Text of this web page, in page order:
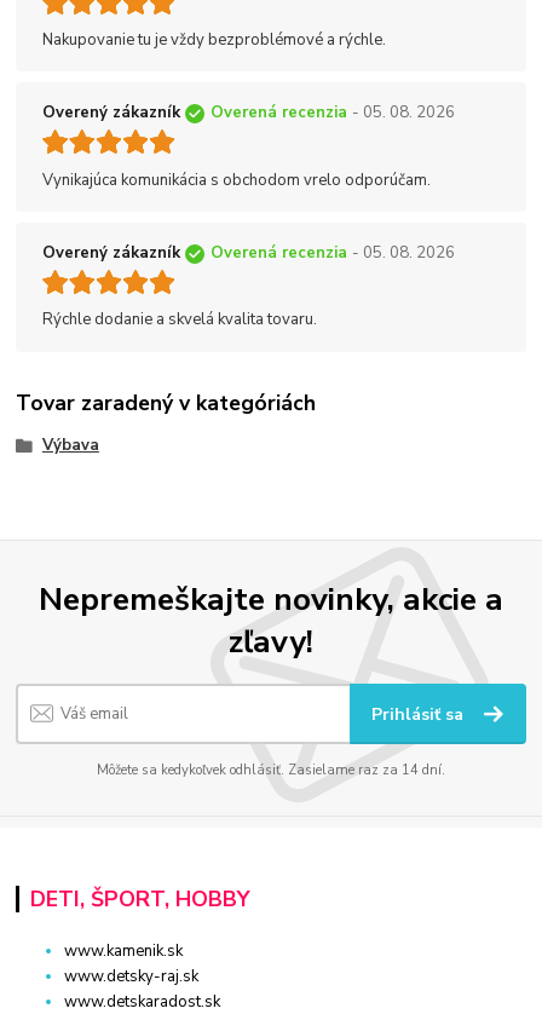
Nakupovanie tu je vždy bezproblémové a rýchle.
Overený zákazník Overená recenzia - 05. 08. 2026
Vynikajúca komunikácia s obchodom vrelo odporúčam.
Overený zákazník Overená recenzia - 05. 08. 2026
Rýchle dodanie a skvelá kvalita tovaru.
Tovar zaradený v kategóriách
Výbava
Nepremeškajte novinky, akcie a
zľavy!
Prihlásiť sa
Môžete sa kedykoľvek odhlásiť. Zasielame raz za 14 dní.
DETI, ŠPORT, HOBBY
www.kamenik.sk
www.detsky-raj.sk
www.detskaradost.sk